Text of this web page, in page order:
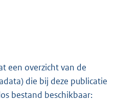
een overzicht van de
die bij deze publicatie
bestand beschikbaar: